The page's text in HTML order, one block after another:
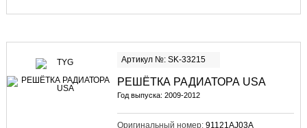
Артикул №: SK-33215
РЕШЁТКА РАДИАТОРА USA
Год выпуска: 2009-2012
Оригинальный номер: 91121AJ03A